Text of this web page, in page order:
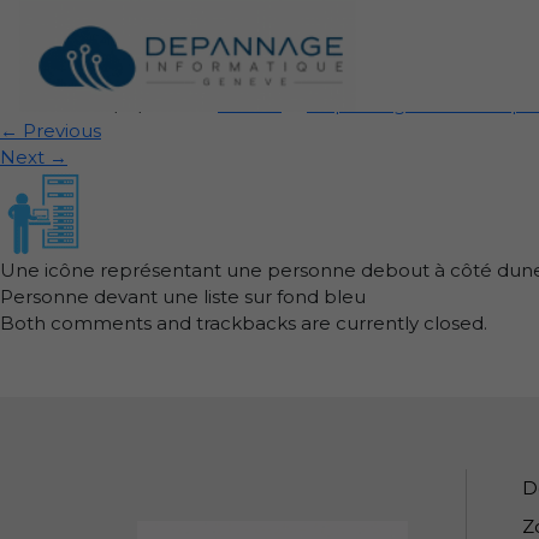
Personne devant
← Previous
Next →
Une icône représentant une personne debout à côté
Personne devant une liste sur fond bleu
Both comments and trackbacks are currently closed.
Informations de pied de